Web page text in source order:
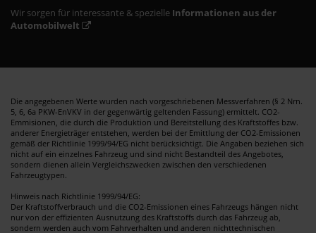
Wir sorgen für interessante & spezielle Informationen aus der
Automobilwelt
Die angegebenen Werte wurden nach vorgeschriebenen Messverfahren (§ 2 Nrn.
5, 6, 6a PKW-EnVKV in der gegenwärtig geltenden Fassung) ermittelt. CO2-
Emmisionen, die durch die Produktion und Bereitstellung des Kraftstoffes bzw.
anderer Energieträger entstehen, werden bei der Emittlung der CO2-Emissionen
gemäß der Richtlinie 1999/94/EG nicht berücksichtigt. Die Angaben beziehen sich
nicht auf ein einzelnes Fahrzeug und sind nicht Bestandteil des Angebotes,
sondern dienen allein Vergleichszwecken zwischen den verschiedenen
Fahrzeugtypen.
Hinweis nach Richtlinie 1999/94/EG:
Der Kraftstoffverbrauch und die CO2-Emissionen eines Fahrzeugs hängen nicht
nur von der effizienten Ausnutzung des Kraftstoffs durch das Fahrzeug ab,
sondern werden auch vom Fahrverhalten und anderen nichttechnischen